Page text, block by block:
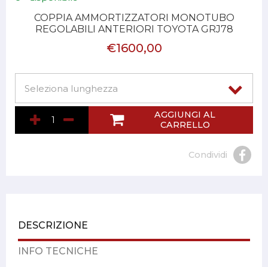
COPPIA AMMORTIZZATORI MONOTUBO
REGOLABILI ANTERIORI TOYOTA GRJ78
€1600,00
AGGIUNGI AL
CARRELLO
Condividi
DESCRIZIONE
INFO TECNICHE